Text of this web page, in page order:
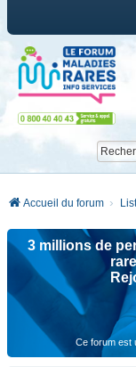
Accueil du forum
3 millions de
Ce forum est